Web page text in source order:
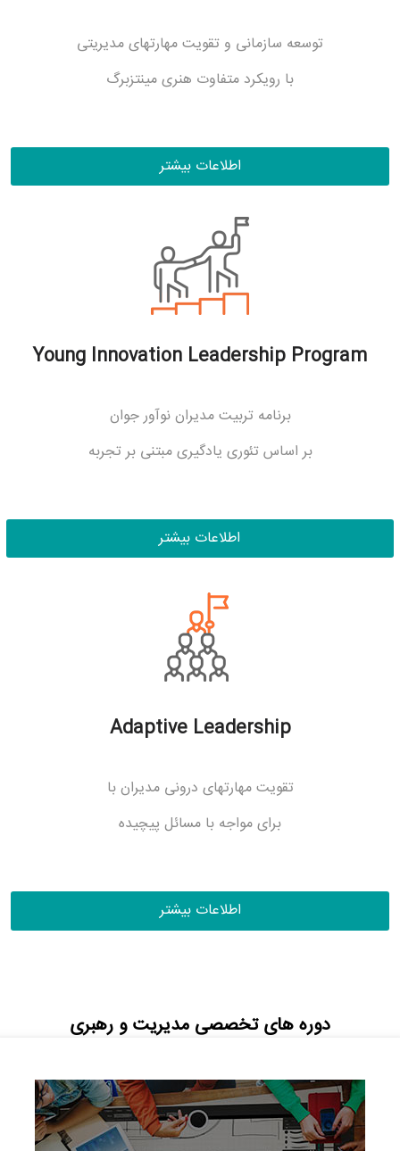
توسعه سازمانی و تقویت مهارتهای مدیریتی
با رویکرد متفاوت هنری مینتزبرگ
اطلاعات بیشتر
Young Innovation Leadership Program
برنامه تربیت مدیران نوآور جوان
بر اساس تئوری یادگیری مبتنی بر تجربه
اطلاعات بیشتر
Adaptive Leadership
تقویت مهارتهای درونی مدیران با
برای مواجه با مسائل پیچیده
اطلاعات بیشتر
دوره های تخصصی مدیریت و رهبری